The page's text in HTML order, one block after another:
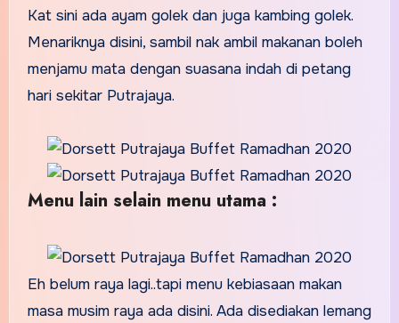
Kat sini ada ayam golek dan juga kambing golek.
Menariknya disini, sambil nak ambil makanan boleh
menjamu mata dengan suasana indah di petang
hari sekitar Putrajaya.
Menu lain selain menu utama :
Eh belum raya lagi..tapi menu kebiasaan makan
masa musim raya ada disini. Ada disediakan lemang